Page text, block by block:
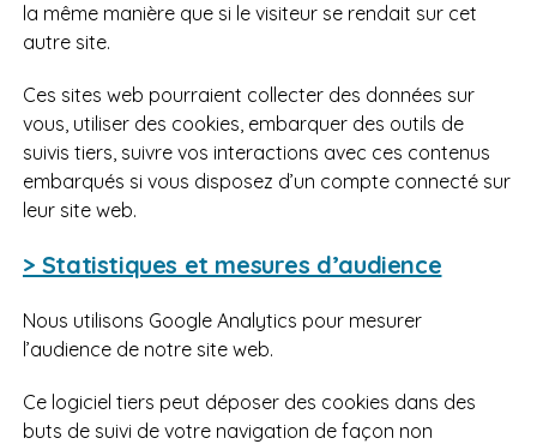
la même manière que si le visiteur se rendait sur cet
autre site.
Ces sites web pourraient collecter des données sur
vous, utiliser des cookies, embarquer des outils de
suivis tiers, suivre vos interactions avec ces contenus
embarqués si vous disposez d’un compte connecté sur
leur site web.
> Statistiques et mesures d’audience
Nous utilisons Google Analytics pour mesurer
l’audience de notre site web.
Ce logiciel tiers peut déposer des cookies dans des
buts de suivi de votre navigation de façon non